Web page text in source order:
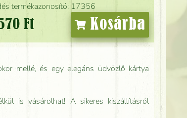
termékazonosító: 17356
Ft Kosárba
mellé, és egy elegáns üdvözlő kártya
is vásárolhat! A sikeres kiszállításról